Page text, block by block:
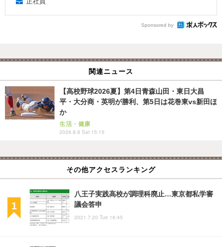
Sponsored by
関連ニュース
【高校野球2026夏】第4日青森山田・東日大昌
平・大分商・英明が勝利、第5日は花巻東vs新田ほ
か
生活・健康
2026.8.8 Sat 15:15
その他アクセスランキング
八王子実践高校が調理科廃止…東京都私学審
議会答申
2021.7.20 Tue 16:45